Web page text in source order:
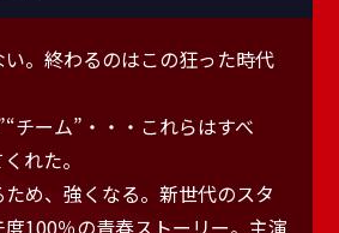
。終わるのはこの狂った時代
チーム”・・・これらはすべ
れた。
め、強くなる。新世代のスタ
100％の青春ストーリー。主演